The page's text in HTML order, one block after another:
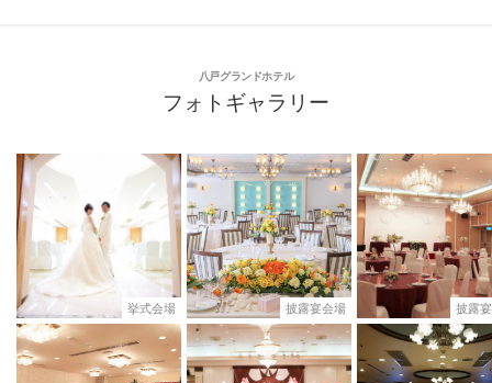
八戸グランドホテル
フォトギャラリー
挙式会場 披露宴会場 披露